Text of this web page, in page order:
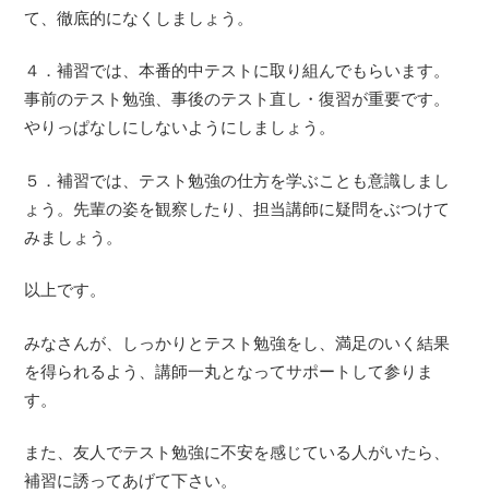
て、徹底的になくしましょう。
４．補習では、本番的中テストに取り組んでもらいます。
事前のテスト勉強、事後のテスト直し・復習が重要です。
やりっぱなしにしないようにしましょう。
５．補習では、テスト勉強の仕方を学ぶことも意識しまし
ょう。先輩の姿を観察したり、担当講師に疑問をぶつけて
みましょう。
以上です。
みなさんが、しっかりとテスト勉強をし、満足のいく結果
を得られるよう、講師一丸となってサポートして参りま
す。
また、友人でテスト勉強に不安を感じている人がいたら、
補習に誘ってあげて下さい。